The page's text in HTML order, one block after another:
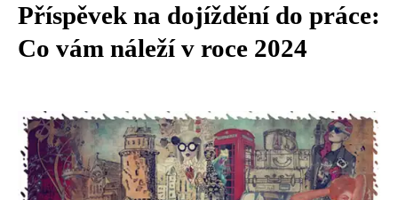
Příspěvek na dojíždění do práce:
Co vám náleží v roce 2024